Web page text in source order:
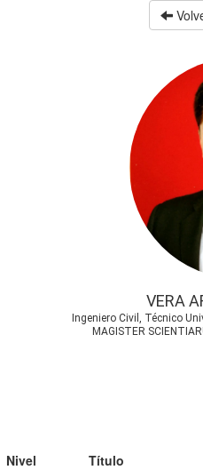
VERA
Ingeniero Civil, Técnico
MAGISTER
Nivel
Título